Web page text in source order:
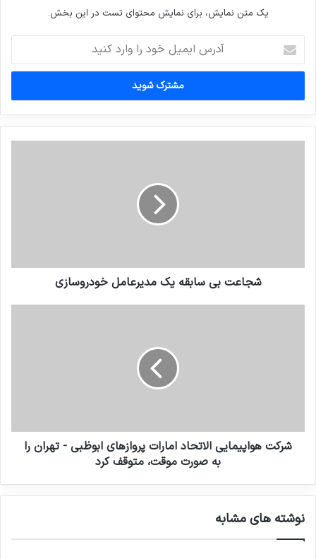
یک متن نمایش، برای نمایش محتوای تست در این بخش.
ایمیل
خود
وارد
کنید
شجاعت بی سابقه یک مدیرعامل خودروسازی
شرکت هواپیمایی الاتحاد امارات پروازهای ابوظبی - تهران را
به صورت موقت، متوقف کرد
نوشته های مشابه